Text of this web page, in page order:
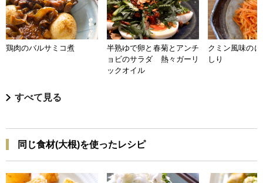
鶏肉のバルサミコ煮
半熟ゆで卵と春菊とアンチ
ョビのサラダ 熱々ガーリ
ックオイル
クミン風味の
しり
すべて見る
同じ食材(大根)を使ったレシピ